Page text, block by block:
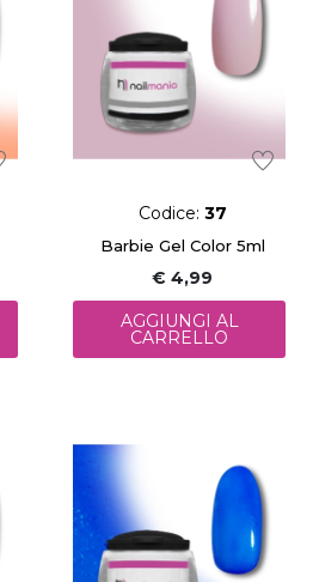
Codice: 37
Barbie Gel Color 5ml
€ 4,99
AGGIUNGI AL
CARRELLO